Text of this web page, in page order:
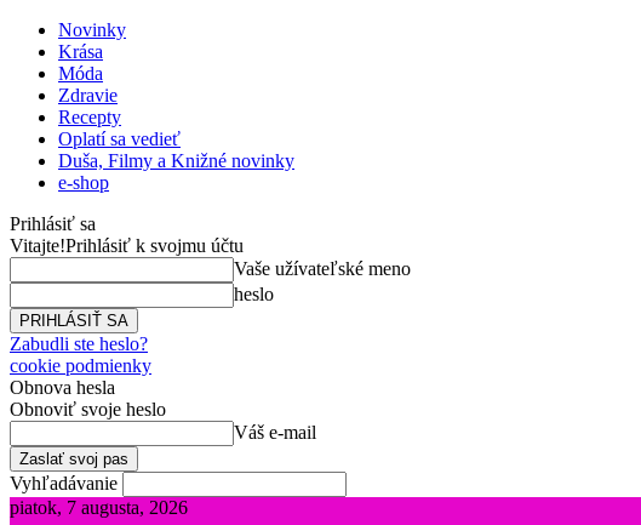
Novinky
Krása
Móda
Zdravie
Recepty
Oplatí sa vedieť
Duša, Filmy a Knižné novinky
e-shop
Prihlásiť sa
Vitajte!Prihlásiť k svojmu účtu
Vaše užívateľské meno
heslo
Zabudli ste heslo?
cookie podmienky
Obnova hesla
Obnoviť svoje heslo
Váš e-mail
Vyhľadávanie
piatok, 7 augusta, 2026